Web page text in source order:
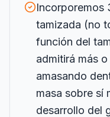
Incorporemos
tamizada (no
función del
admitirá más
amasando
masa sobre sí
desarrollo del